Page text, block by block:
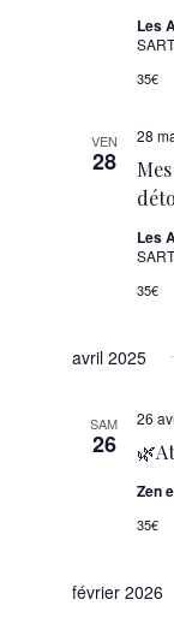
Les
35€
VEN
28
28
Les
35€
avril 2025
SAM
26
26
Zen
35€
février 2026